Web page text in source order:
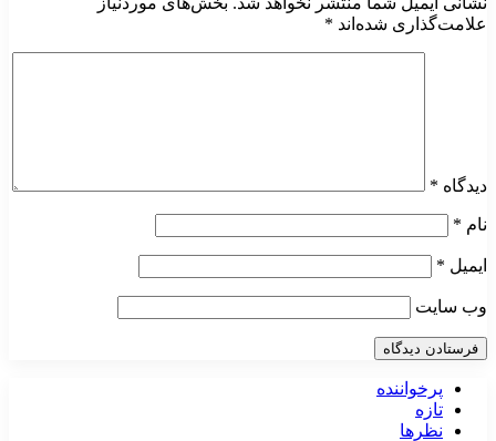
علامت‌گذاری شده‌اند *
دیدگاه *
نام *
ایمیل *
وب‌ سایت
پرخواننده
تازه
نظرها